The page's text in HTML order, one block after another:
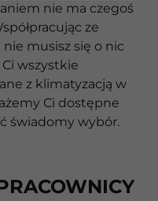
nie ma czegoś
ze
musisz się o nic
wszystkie
z klimatyzacją w
Ci dostępne
świadomy wybór.